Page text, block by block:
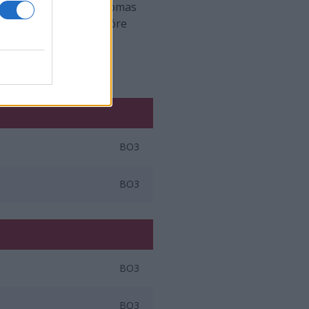
trener formacji, Thomas
szukać nazwisk, które
BO3
BO3
BO3
BO3